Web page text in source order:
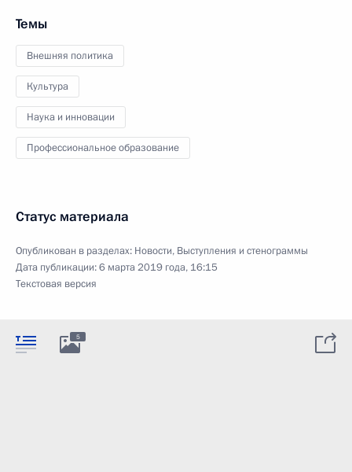
Темы
Внешняя политика
Культура
Наука и инновации
Профессиональное образование
Статус материала
Опубликован в разделах: Новости, Выступления и стенограммы
Дата публикации:6 марта 2019 года, 16:15
Текстовая версия
5